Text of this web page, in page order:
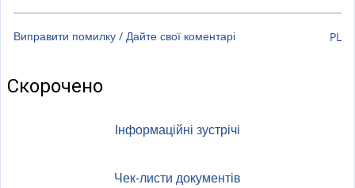
Виправити помилку / Дайте свої коментарі PL
Скорочено
Інформаційні зустрічі
Чек-листи документів